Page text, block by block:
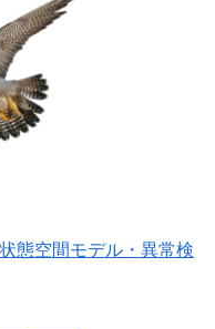
態空間モデル・異常検